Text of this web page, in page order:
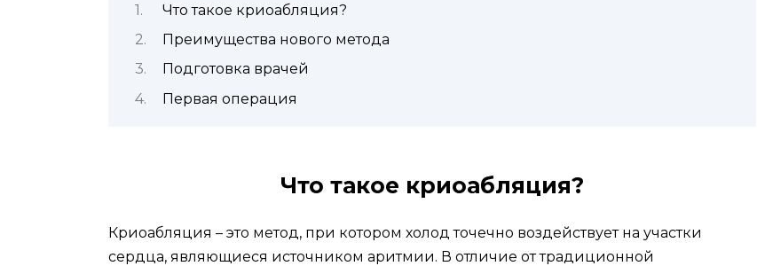
Что такое криоабляция?
Преимущества нового метода
Подготовка врачей
Первая операция
Что такое криоабляция?
Криоабляция – это метод, при котором холод точечно воздействует на участки
сердца, являющиеся источником аритмии. В отличие от традиционной